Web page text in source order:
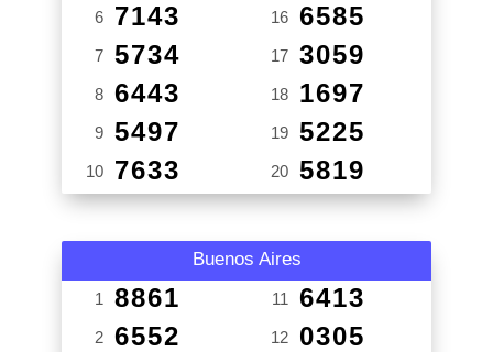
6 7143
7 5734
8 6443
9 5497
10 7633
16 6585
17 3059
18 1697
19 5225
20 5819
Buenos Aires
1 8861
2 6552
11 6413
12 0305